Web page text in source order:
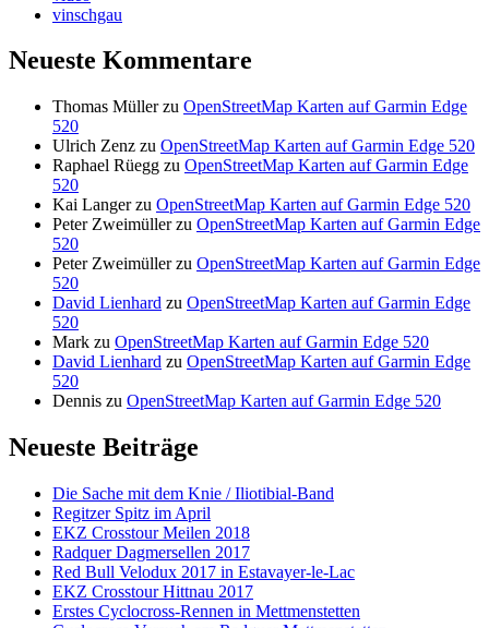
vinschgau
Neueste Kommentare
Thomas Müllerzu OpenStreetMap Karten auf Garmin Edge
520
Ulrich Zenz zu OpenStreetMap Karten auf Garmin Edge 520
Raphael Rüegg zu OpenStreetMap Karten auf Garmin Edge
520
Kai Langerzu OpenStreetMap Karten auf Garmin Edge 520
Peter Zweimüllerzu OpenStreetMap Karten auf Garmin Edge
520
Peter Zweimüllerzu OpenStreetMap Karten auf Garmin Edge
520
David Lienhard zu OpenStreetMap Karten auf Garmin Edge
520
Mark zu OpenStreetMap Karten auf Garmin Edge 520
David Lienhard zu OpenStreetMap Karten auf Garmin Edge
520
Dennis zu OpenStreetMap Karten auf Garmin Edge 520
Neueste Beiträge
Die Sache mit dem Knie / Iliotibial-Band
Regitzer Spitz im April
EKZ Crosstour Meilen 2018
Radquer Dagmersellen 2017
Red Bull Velodux 2017 in Estavayer-le-Lac
EKZ Crosstour Hittnau 2017
Erstes Cyclocross-Rennen in Mettmenstetten